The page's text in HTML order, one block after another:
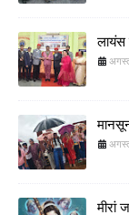
लायंस
मीरां